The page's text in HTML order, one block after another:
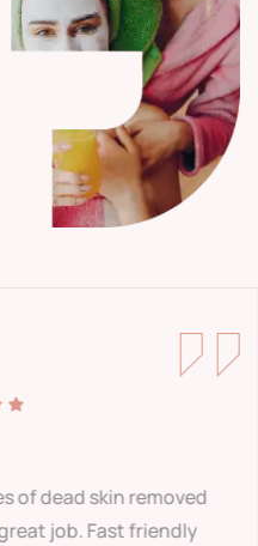
dead skin removed
job. Fast friendly